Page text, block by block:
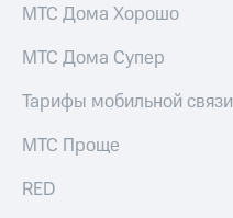
МТС Дома Хорошо
МТС Дома Супер
Тарифы мобильной связи
МТС Проще
RED